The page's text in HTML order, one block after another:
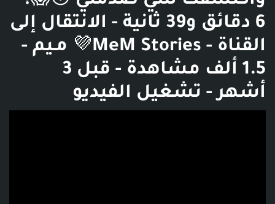
6 دقائق و39 ثانية - الانتقال إلى
القناة - MeM Stories💜 مـيم -
1.5 ألف مشاهدة - قبل 3
أشهر - تشغيل الفيديو